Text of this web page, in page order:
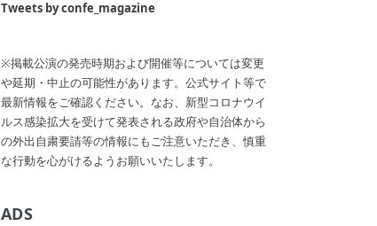
Tweets by confe_magazine
※掲載公演の発売時期および開催等については変更
や延期・中止の可能性があります。公式サイト等で
最新情報をご確認ください。なお、新型コロナウイ
ルス感染拡大を受けて発表される政府や自治体から
の外出自粛要請等の情報にもご注意いただき、慎重
な行動を心がけるようお願いいたします。
ADS